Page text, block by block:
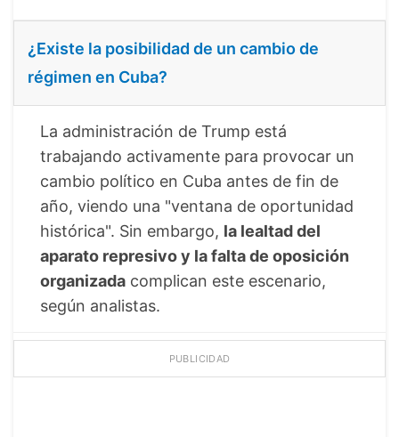
¿Existe la posibilidad de un cambio de
régimen en Cuba?
La administración de Trump está
trabajando activamente para provocar un
cambio político en Cuba antes de fin de
año, viendo una "ventana de oportunidad
histórica". Sin embargo, la lealtad del
aparato represivo y la falta de oposición
organizada complican este escenario,
según analistas.
PUBLICIDAD